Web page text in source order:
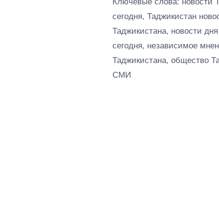
сегодня, Таджикистан
Таджикистана, новости
сегодня, независимое
Таджикистана, общество
СМИ